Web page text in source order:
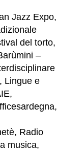
Jazz Expo,
del torto,
–
Lingue e
Radio
musica,